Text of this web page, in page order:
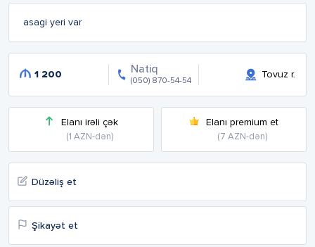
asagi yeri var
1 200 Natiq
(050) 870-54-54
Tovuz r.
Elanı irəli çək
(1 AZN-dən)
Elanı premium et
(7 AZN-dən)
Düzəliş et
Şikayət et